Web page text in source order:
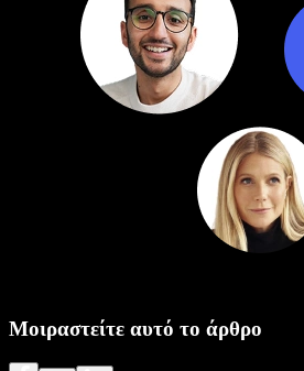
Μοιραστείτε αυτό το άρθρο